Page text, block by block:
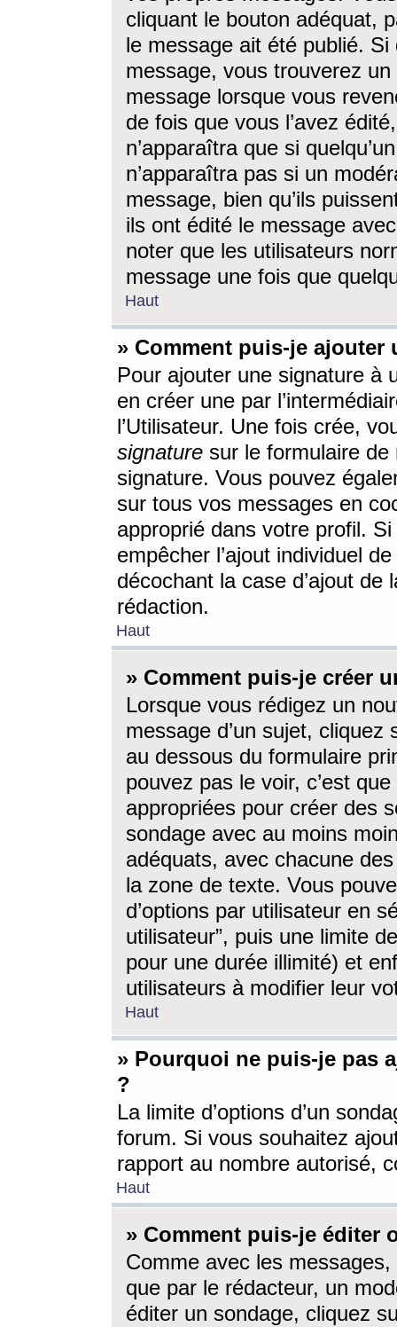
cliquant le bouton adéquat,
le message ait été publié. Si
message, vous trouverez
message lorsque vous
de fois que vous l’avez
n’apparaîtra que si
n’apparaîtra pas si un
message, bien qu’ils
ils ont édité le message
noter que les utilisateurs
message une fois que
Haut
» Comment puis-je ajouter
Pour ajouter une signature à
en créer une par
l’Utilisateur. Une fois crée,
signature sur le formulaire de
signature. Vous pouvez
sur tous vos messages en
approprié dans votre profil.
empêcher l’ajout individuel
décochant la case d’ajout
rédaction.
Haut
» Comment puis-je créer
Lorsque vous rédigez un
message d’un sujet, cliquez
au dessous du formulaire
pouvez pas le voir, c’est
appropriées pour créer des
sondage avec au moins
adéquats, avec chacune
la zone de texte. Vous
d’options par utilisateur en
utilisateur”, puis une limite
pour une durée illimité) et
utilisateurs à modifier leur
Haut
» Pourquoi ne puis-je pas
?
La limite d’options d’un
forum. Si vous souhaitez
rapport au nombre autorisé,
Haut
» Comment puis-je éditer
Comme avec les
que par le rédacteur, un
éditer un sondage, cliquez